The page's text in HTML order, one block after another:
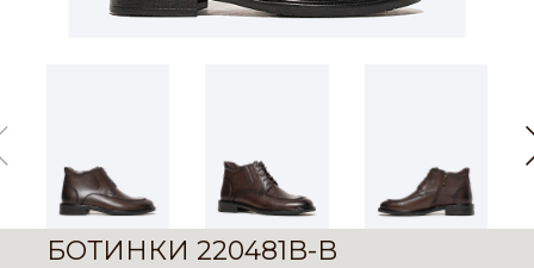
БОТИНКИ 220481B-B